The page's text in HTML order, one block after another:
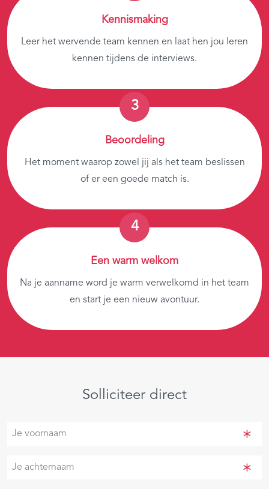
Kennismaking
Leer het wervende team kennen en laat hen jou leren
kennen tijdens de interviews.
Beoordeling
Het moment waarop zowel jij als het team beslissen
of er een goede match is.
Een warm welkom
Na je aanname word je warm verwelkomd in het team
en start je een nieuw avontuur.
Solliciteer direct
Je
Je